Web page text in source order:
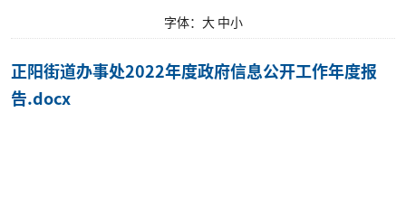
字体： 大 中小
正阳街道办事处2022年度政府信息公开工作年度报
告.docx